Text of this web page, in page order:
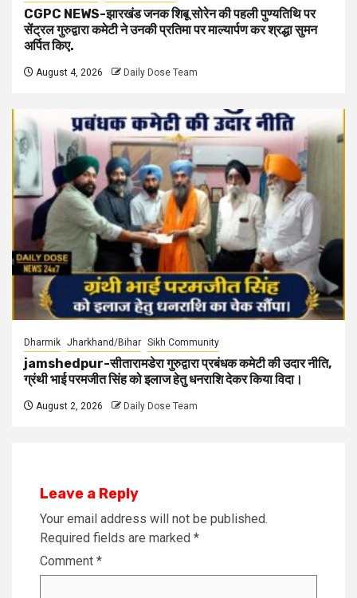
CGPC NEWS-झारखंड जनक शिबू सोरेन की पहली पुण्यतिथि पर
सेंट्रल गुरुद्वारा कमेटी ने उनकी प्रतिमा पर माल्यार्पण कर श्रद्धा सुमन
अर्पित किए.
August 4, 2026 Daily Dose Team
Dharmik Jharkhand/Bihar Sikh Community
jamshedpur-सीतारामडेरा गुरुद्वारा प्रबंधक कमेटी की उदार नीति,
ग्रंथी भाई परमजीत सिंह को इलाज हेतु धनराशि देकर किया विदा।
August 2, 2026 Daily Dose Team
Leave a Reply
Your email address will not be published.
Required fields are marked *
Comment *